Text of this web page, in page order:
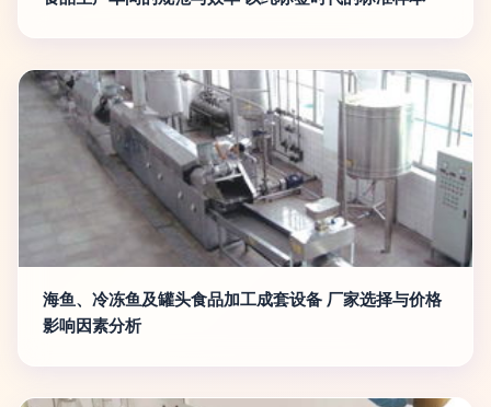
海鱼、冷冻鱼及罐头食品加工成套设备 厂家选择与价格
影响因素分析